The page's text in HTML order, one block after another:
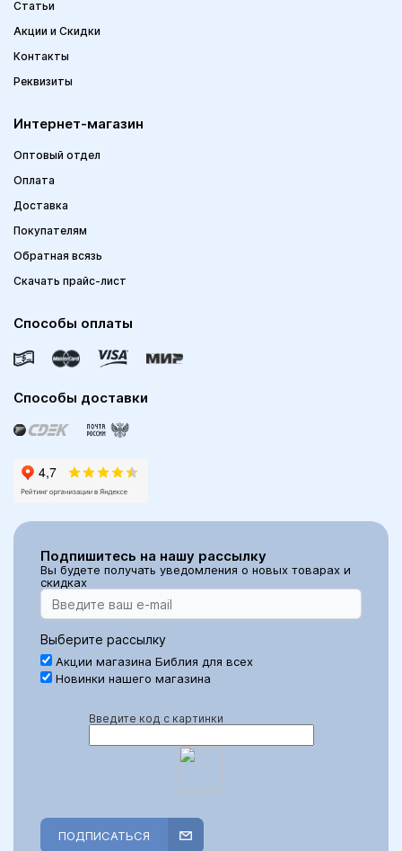
Статьи
Акции и Скидки
Контакты
Реквизиты
Интернет-магазин
Оптовый отдел
Оплата
Доставка
Покупателям
Обратная всязь
Скачать прайс-лист
Способы оплаты
Способы доставки
Подпишитесь на нашу рассылку
Вы будете получать уведомления о новых товарах и
скидках
Выберите рассылку
Акции магазина Библия для всех
Новинки нашего магазина
Введите код с картинки
ПОДПИСАТЬСЯ